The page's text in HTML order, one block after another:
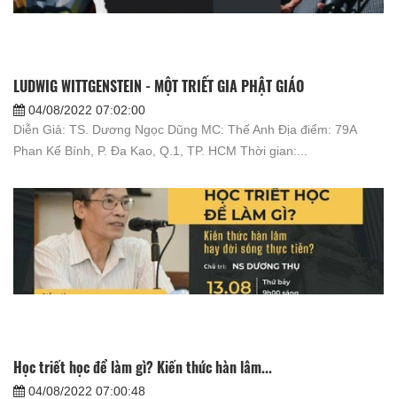
LUDWIG WITTGENSTEIN - MỘT TRIẾT GIA PHẬT GIÁO
04/08/2022 07:02:00
Diễn Giả: TS. Dương Ngọc Dũng MC: Thế Anh Địa điểm: 79A
Phan Kế Bính, P. Đa Kao, Q.1, TP. HCM Thời gian:...
Học triết học để làm gì? Kiến thức hàn lâm...
04/08/2022 07:00:48